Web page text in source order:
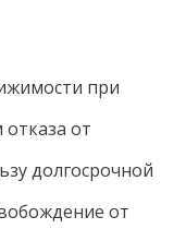
при
от
долгосрочной
от